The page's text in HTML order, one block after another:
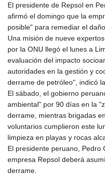
El presidente de Repsol en
afirmó el domingo que la
posible" para remediar el
Una misión de nueve
por la ONU llegó el lunes a
evaluación del impacto
autoridades en la gestión y
derrame de petróleo", indicó
El sábado, el gobierno
ambiental" por 90 días en la
derrame, mientras brigadas
voluntarios cumplieron este
limpieza en playas y rocas
El presidente peruano, Pedro
empresa Repsol deberá
derrame.